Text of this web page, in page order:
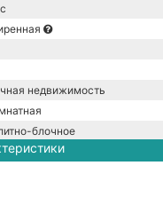
недвижимость
блочное